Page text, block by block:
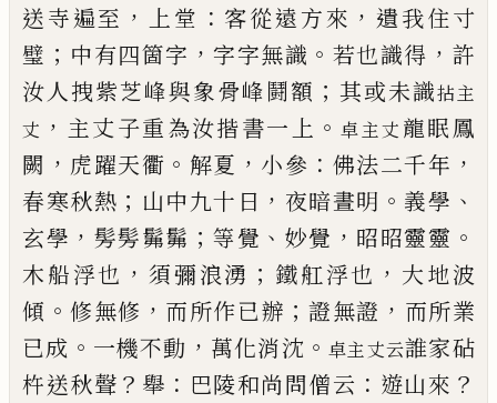
送寺遍至 ， 上堂 ： 客從遠方來 ， 遺我住寸
璧 ； 中有四箇字 ， 字字無識 。 若也識得 ， 許
汝人拽紫芝峰與象骨峰鬪額 ； 其或未識拈主
丈 ， 主丈子重為汝揩書一上 。卓主丈 龍眠鳳
闕 ， 虎躍天衢 。 解夏 ， 小參 ： 佛法二千年 ，
春寒秋熱 ； 山中九十日 ， 夜暗晝明 。 義學 、
玄學 ， 髣髣髴髴 ； 等覺 、 妙覺 ， 昭昭靈靈 。
木船浮也 ， 須彌浪湧 ； 鐵舡浮也 ， 大地波
傾 。修無修 ， 而所作已辦 ； 證無證 ， 而所業
已成 。 一機不動 ， 萬化消沈 。卓主丈云誰家砧
杵送秋聲 ？ 舉 ： 巴陵和尚問僧云 ： 遊山來 ？